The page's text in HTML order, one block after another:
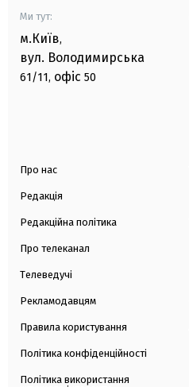
Ми тут:
м.Київ,
вул. Володимирська
61/11, офіс 50
Про нас
Редакція
Редакційна політика
Про телеканал
Телеведучі
Рекламодавцям
Правила користування
Політика конфіденційності
Політика використання